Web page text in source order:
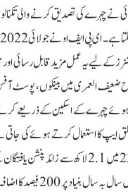
آئی نے چہرے کی تصدیق کرنے
کے لیے یہ عمل مزید قابل رسائی
ضعیف العمری میں بینکوں، پوسٹ
چہرے کے اسکین کے ذریعے
ایپ کا استعمال کرتے ہوئے کی